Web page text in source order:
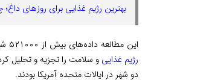
بهترین رژیم غذایی برای روزهای
این مطالعه داده‌های بیش از ۵۲۱۰۰۰ شرکت‌کننده در مطالعه‌ رژیم غذایی و سلامت NIH-AARP، یکی از بزرگترین مطالعات در مورد
رژیم غذایی
دو شهر در ایالات متحده آمریکا بودند.